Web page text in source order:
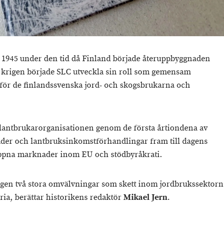
under den tid då Finland började återuppbyggnaden
började SLC utveckla sin roll som gemensam
de finlandssvenska jord- och skogsbrukarna och
genom de första årtiondena av
och lantbruksinkomstförhandlingar fram till dagens
marknader inom EU och stödbyråkrati.
två stora omvälvningar som skett inom jordbrukssektorn
berättar historikens redaktörMikael Jern.